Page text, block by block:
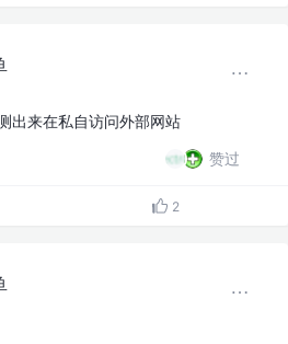
出来在私自访问外部网站
赞过
2